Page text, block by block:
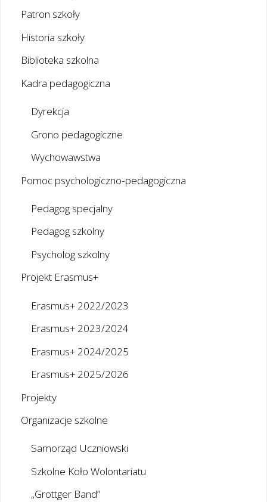
Patron szkoły
Historia szkoły
Biblioteka szkolna
Kadra pedagogiczna
Dyrekcja
Grono pedagogiczne
Wychowawstwa
Pomoc psychologiczno-pedagogiczna
Pedagog specjalny
Pedagog szkolny
Psycholog szkolny
Projekt Erasmus+
Erasmus+ 2022/2023
Erasmus+ 2023/2024
Erasmus+ 2024/2025
Erasmus+ 2025/2026
Projekty
Organizacje szkolne
Samorząd Uczniowski
Szkolne Koło Wolontariatu
„Grottger Band”